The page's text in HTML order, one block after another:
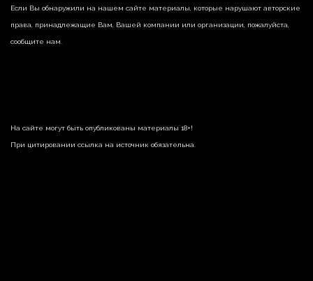
Если Вы обнаружили на нашем сайте материалы, которые нарушают авторские
права, принадлежащие Вам, Вашей компании или организации, пожалуйста,
сообщите нам.
На сайте могут быть опубликованы материалы 18+!
При цитировании ссылка на источник обязательна.